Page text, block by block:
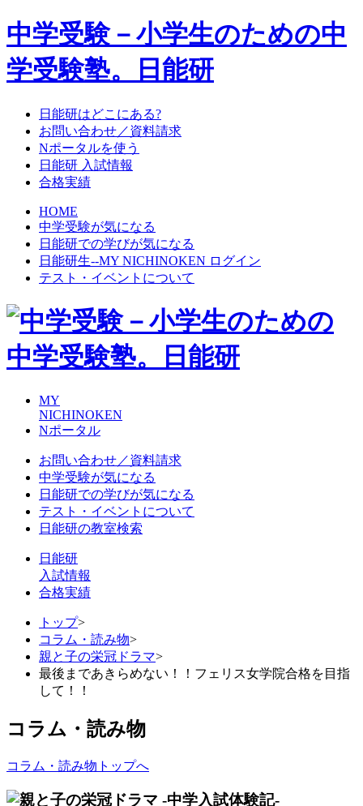
中学受験－小学生のための中
学受験塾。日能研
日能研はどこにある?
お問い合わせ／資料請求
Nポータルを使う
日能研 入試情報
合格実績
HOME
中学受験が気になる
日能研での学びが気になる
日能研生--MY NICHINOKEN ログイン
テスト・イベントについて
MY
NICHINOKEN
Nポータル
お問い合わせ／資料請求
中学受験が気になる
日能研での学びが気になる
テスト・イベントについて
日能研の教室検索
日能研
入試情報
合格実績
トップ>
コラム・読み物>
親と子の栄冠ドラマ>
最後まであきらめない！！フェリス女学院合格を目指
して！！
コラム・読み物
コラム・読み物トップへ